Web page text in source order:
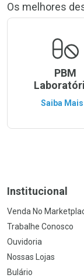
Os melhores
PBM
Saiba Mais
Institucional
Venda No
Trabalhe Conosco
Ouvidoria
Nossas Lojas
Bulário